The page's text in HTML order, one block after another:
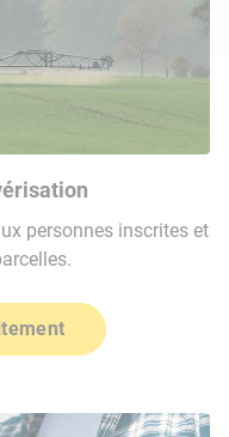
personnes inscrites et